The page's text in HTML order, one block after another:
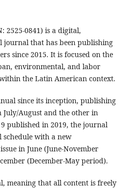
2525-0841) is a digital,
that has been publishing
since 2015. It is focused on the
environmental, and labor
the Latin American context.
since its inception, publishing
July/August and the other in
9 published in 2019, the journal
with a new
in June (June-November
(December-May period).
meaning that all content is freely